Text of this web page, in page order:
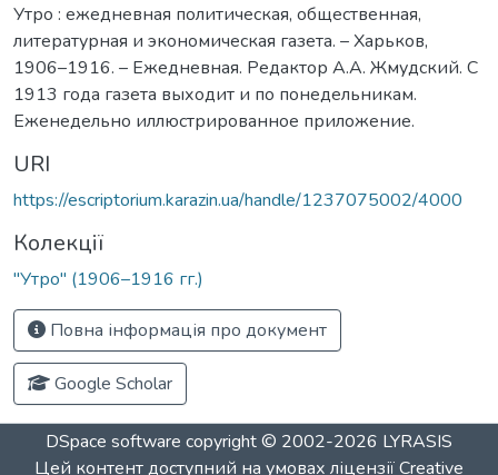
Утро : ежедневная политическая, общественная,
литературная и экономическая газета. – Харьков,
1906–1916. – Ежедневная. Редактор А.А. Жмудский. С
1913 года газета выходит и по понедельникам.
Еженедельно иллюстрированное приложение.
URI
https://escriptorium.karazin.ua/handle/1237075002/4000
Колекції
"Утро" (1906–1916 гг.)
Повна інформація про документ
Google Scholar
DSpace software copyright © 2002-2026 LYRASIS
Цей контент доступний на умовах ліцензіїCreative